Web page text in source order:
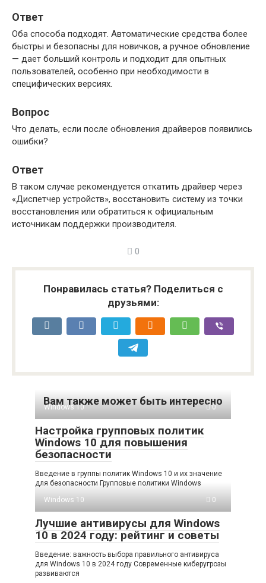
Ответ
Оба способа подходят. Автоматические средства более
быстры и безопасны для новичков, а ручное обновление
— дает больший контроль и подходит для опытных
пользователей, особенно при необходимости в
специфических версиях.
Вопрос
Что делать, если после обновления драйверов появились
ошибки?
Ответ
В таком случае рекомендуется откатить драйвер через
«Диспетчер устройств», восстановить систему из точки
восстановления или обратиться к официальным
источникам поддержки производителя.
0
Понравилась статья? Поделиться с
друзьями:
Вам также может быть интересно
Windows 10 0
Настройка групповых политик
Windows 10 для повышения
безопасности
Введение в группы политик Windows 10 и их значение
для безопасности Групповые политики Windows
Windows 10
0
Лучшие антивирусы для Windows
10 в 2024 году: рейтинг и советы
Введение: важность выбора правильного антивируса
для Windows 10 в 2024 году Современные киберугрозы
развиваются